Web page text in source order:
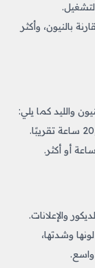
للكهرباء بنسبة تصل إلى 80% مقارنة بالنيون، وأكثر
والليد كما يلي:
والإعلانات.
وشدتها،
واسع.